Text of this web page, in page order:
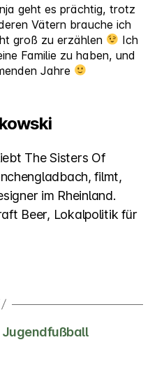
geht es prächtig, trotz
Vätern brauche ich
groß zu erzählen
Ich
Familie zu haben, und
Jahre
The Sisters Of
filmt,
im Rheinland.
Beer, Lokalpolitik für